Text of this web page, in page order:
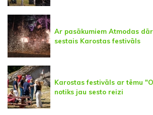
Ar pasākumiem Atmodas
sestais Karostas festivāls
Karostas festivāls ar tēmu
notiks jau sesto reizi